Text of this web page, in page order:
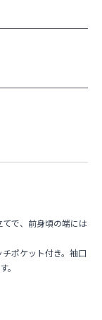
で、前身頃の端には
ポケット付き。袖口
。